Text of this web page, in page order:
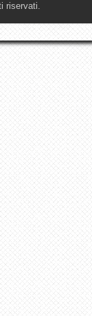
riservati.